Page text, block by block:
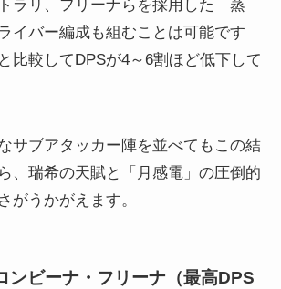
ラリ、フリーナらを採用した「蒸
イバー編成も組むことは可能です
比較してDPSが4～6割ほど低下して
サブアタッカー陣を並べてもこの結
、瑞希の天賦と「月感電」の圧倒的
がうかがえます。
ンビーナ・フリーナ（最高DPS